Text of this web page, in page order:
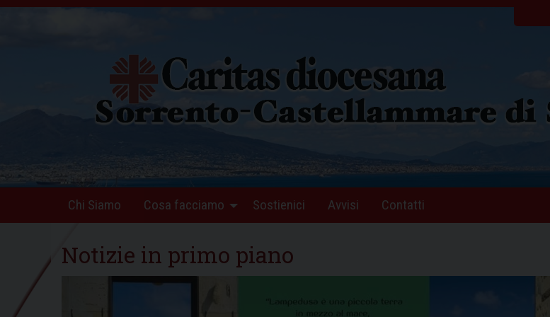
Skip
Chi Siamo Cosa facciamo Sostienici Avvisi Contatti
Notizie in primo piano